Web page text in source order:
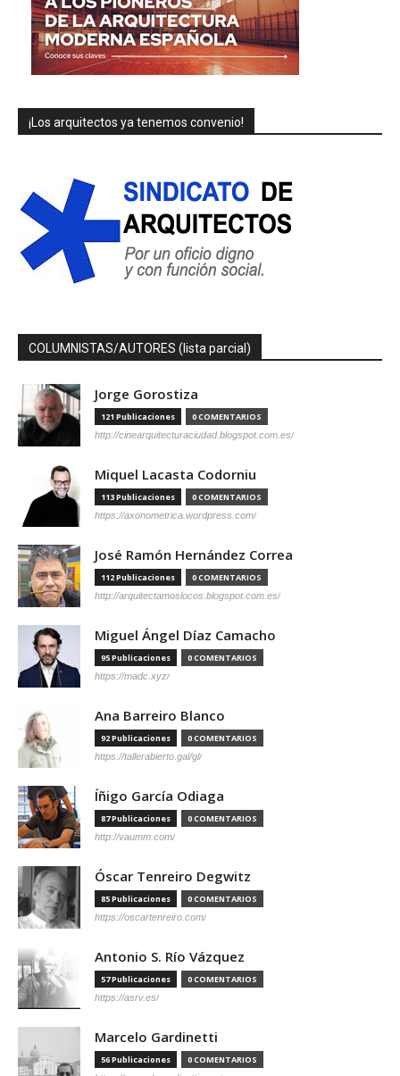
¡Los arquitectos ya tenemos convenio!
COLUMNISTAS/AUTORES (lista parcial)
Jorge Gorostiza
121 Publicaciones 0 COMENTARIOS
http://cinearquitecturaciudad.blogspot.com.es/
Miquel Lacasta Codorniu
113 Publicaciones 0 COMENTARIOS
https://axonometrica.wordpress.com/
José Ramón Hernández Correa
112 Publicaciones 0 COMENTARIOS
http://arquitectamoslocos.blogspot.com.es/
Miguel Ángel Díaz Camacho
95 Publicaciones 0 COMENTARIOS
https://madc.xyz/
Ana Barreiro Blanco
92 Publicaciones 0 COMENTARIOS
https://tallerabierto.gal/gl/
Íñigo García Odiaga
87 Publicaciones 0 COMENTARIOS
http://vaumm.com/
Óscar Tenreiro Degwitz
85 Publicaciones 0 COMENTARIOS
https://oscartenreiro.com/
Antonio S. Río Vázquez
57 Publicaciones 0 COMENTARIOS
https://asrv.es/
Marcelo Gardinetti
56 Publicaciones 0 COMENTARIOS